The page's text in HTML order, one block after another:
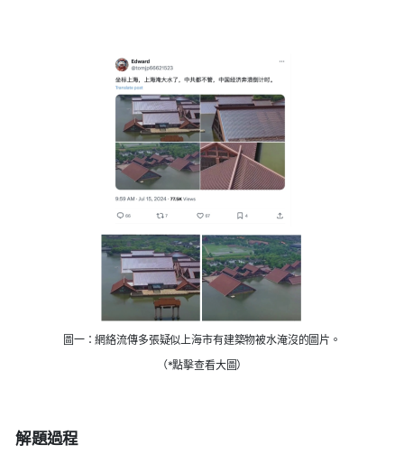
圖一：網絡流傳多張疑似上海市有建築物被水淹沒的圖片。
（*點擊查看大圖）
解題過程